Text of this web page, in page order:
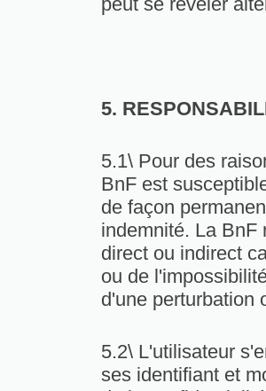
5.
5.1\ Pour des
BnF est
de façon
indemnité. La BnF
direct ou indirect
ou de
d'une perturbation
5.2\ L'utilisateur
ses identifiant et